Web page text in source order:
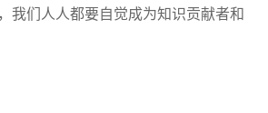
我们人人都要自觉成为知识贡献者和